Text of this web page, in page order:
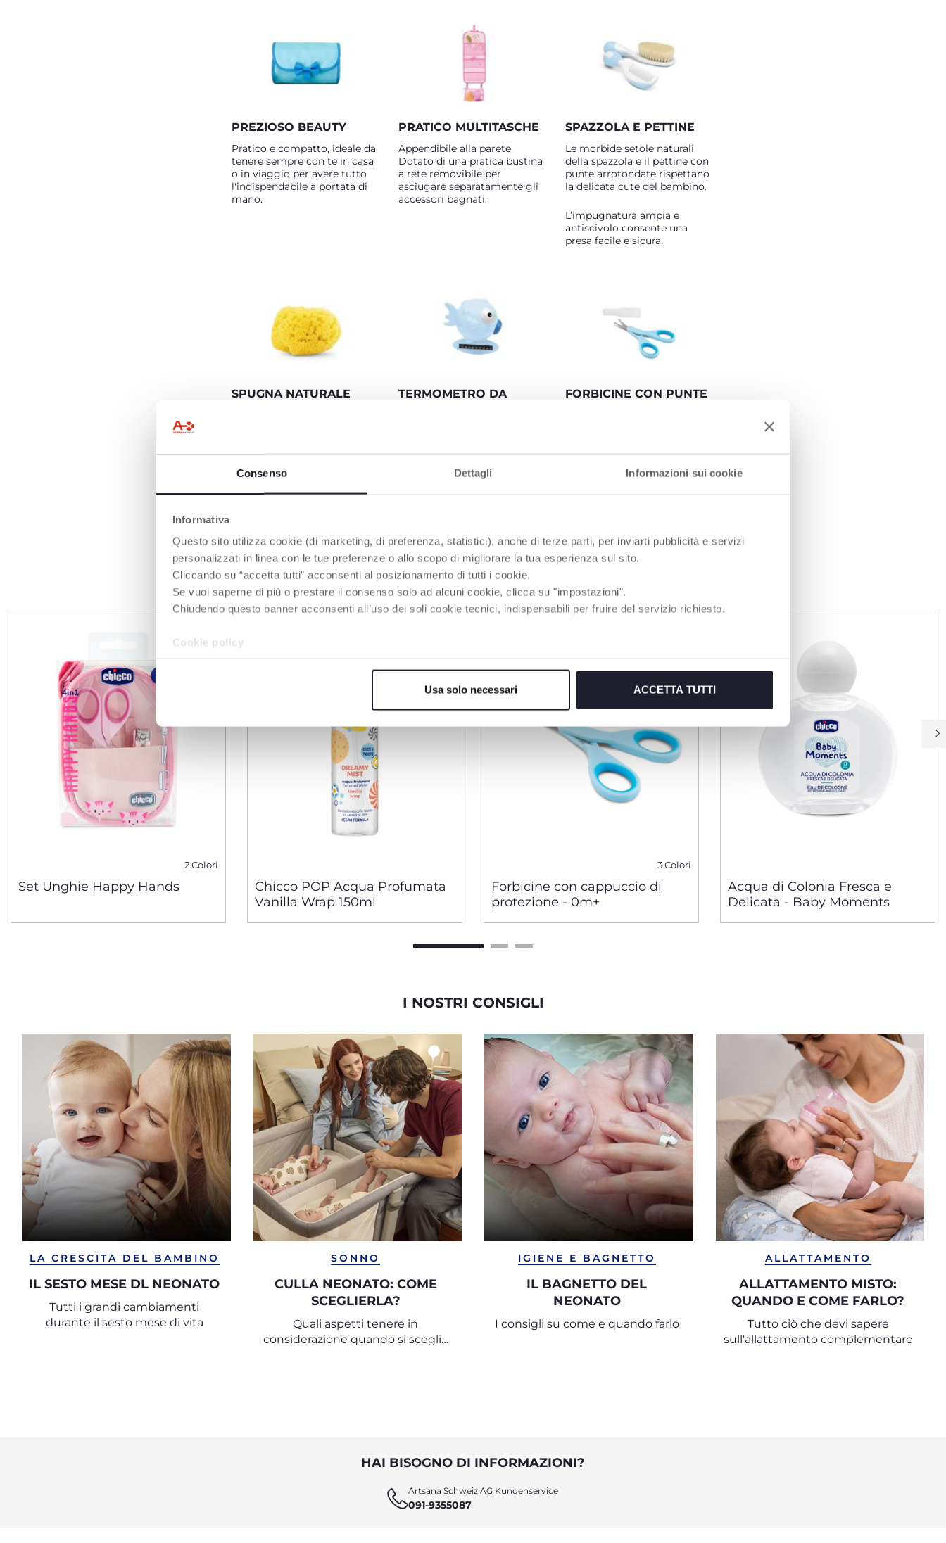
Consenso Dettagli Informazioni sui cookie
Informativa
Questo sito utilizza cookie (di marketing, di preferenza, statistici), anche di terze parti, per inviarti pubblicità e servizi
personalizzati in linea con le tue preferenze o allo scopo di migliorare la tua esperienza sul sito.
Cliccando su “accetta tutti” acconsenti al posizionamento di tutti i cookie.
Se vuoi saperne di più o prestare il consenso solo ad alcuni cookie, clicca su "impostazioni".
Chiudendo questo banner acconsenti all’uso dei soli cookie tecnici, indispensabili per fruire del servizio richiesto.
Cookie policy
Usa solo necessari ACCETTA TUTTI
PREZIOSO BEAUTY
Pratico e compatto, ideale da
tenere sempre con te in casa
o in viaggio per avere tutto
l'indispendabile a portata di
mano.
PRATICO MULTITASCHE
Appendibile alla parete.
Dotato di una pratica bustina
a rete removibile per
asciugare separatamente gli
accessori bagnati.
SPAZZOLA E PETTINE
Le morbide setole naturali
della spazzola e il pettine con
punte arrotondate rispettano
la delicata cute del bambino.
L’impugnatura ampia e
antiscivolo consente una
presa facile e sicura.
SPUGNA NATURALE
efficacemente l'acqua
rendendo la spugna
estremamente morbida.
TERMOMETRO DA
bagnetto del bambino. Ha la
forma di un simpatico
pesciolino che galleggia
nell’acqua.
FORBICINE CON PUNTE
lame ricurve e punte
arrotondate per una
maggiore sicurezza durante
l’uso. Incluso il cappuccio di
PRODOTTI CHE POTREBBERO INTERESSARTI
2 Colori
Set Unghie Happy Hands
Chicco POP Acqua Profumata
Vanilla Wrap 150ml
3 Colori
Forbicine con cappuccio di
protezione - 0m+
Acqua di Colonia Fresca e
Delicata - Baby Moments
I NOSTRI CONSIGLI
LA CRESCITA DEL BAMBINO
IL SESTO MESE DL NEONATO
Tutti i grandi cambiamenti
durante il sesto mese di vita
SONNO
CULLA NEONATO: COME
SCEGLIERLA?
Quali aspetti tenere in
considerazione quando si sceglie
IGIENE E BAGNETTO
IL BAGNETTO DEL
NEONATO
I consigli su come e quando farlo
ALLATTAMENTO
ALLATTAMENTO MISTO:
QUANDO E COME FARLO?
Tutto ciò che devi sapere
sull'allattamento complementare
HAI BISOGNO DI INFORMAZIONI?
Artsana Schweiz AG Kundenservice
091-9355087